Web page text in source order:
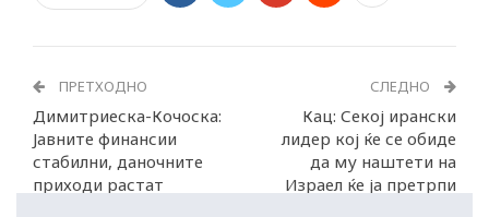
ПРЕТХОДНО
Димитриеска-Кочоска:
Јавните финансии
стабилни, даночните
приходи растат
СЛЕДНО
Кац: Секој ирански
лидер кој ќе се обиде
да му наштети на
Израел ќе ја претрпи